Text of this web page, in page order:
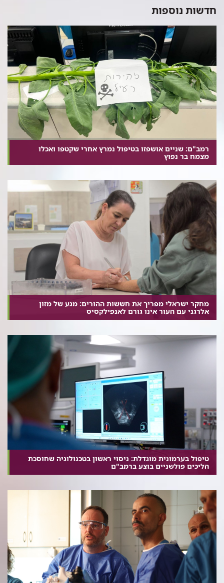
חדשות נוספות
רמב"ם: שניים אושפזו בטיפול נמרץ אחרי שקטפו ואכלו
מצמח בר נפוץ
מחקר ישראלי מפריך את חששות ההורים: מגע של מזון
אלרגני עם העור אינו גורם לאנפילקסיס
טיפול בערמונית מוגדלת: ניסוי ראשון בטכנולוגיה שחוסכת
הליכים פולשניים בוצע ברמב"ם